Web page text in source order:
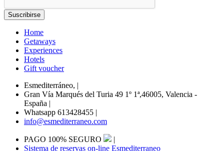
Home
Getaways
Experiences
Hotels
Gift voucher
Esmediterráneo, |
Gran Vía Marqués del Turia 49 1º 1ª,46005, Valencia -
España |
Whatsapp 613428455 |
info@esmediterraneo.com
PAGO 100% SEGURO
|
Sistema de reservas on-line Esmediterraneo